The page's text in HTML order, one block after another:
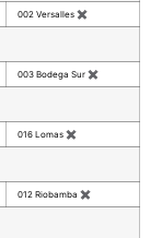
002 Versalles ✖
003 Bodega Sur ✖
016 Lomas ✖
012 Riobamba ✖